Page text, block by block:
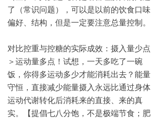
了（常识问题），可以是以前的饮食口味
偏好、结构，但是一定要注意总量控制。
对比控重与控糖的实际成效：摄入量少点
＞运动量多点！试想，一天多吃了一碗
饭，你得多运动多少才能消耗出去？能量
守恒，直接减少能量摄入永远比通过身体
运动代谢转化后消耗来的直接、来的真
实。【提倡七八分饱，不是极端节食；肥